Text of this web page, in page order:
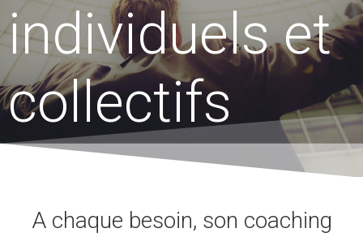
individuels et
collectifs
A chaque besoin, son coaching